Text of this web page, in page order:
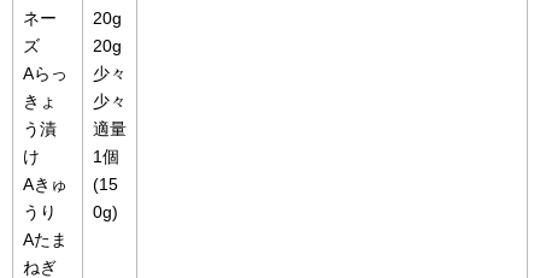
ネー
ズ
Aらっ
きょ
う漬
け
Aきゅ
うり
Aたま
ねぎ
20g
20g
少々
少々
適量
1個
(15
0g)